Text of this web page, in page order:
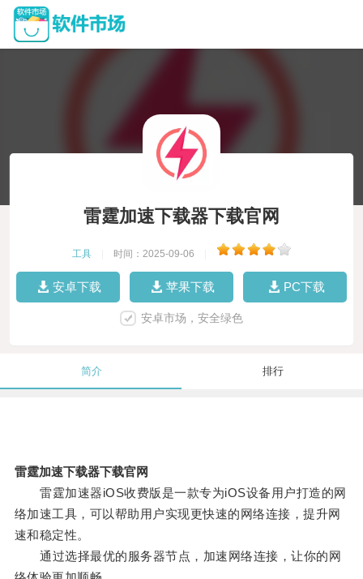
雷霆加速下载器下载官网
工具 时间：2025-09-06
安卓下载 苹果下载 PC下载
安卓市场，安全绿色
简介 排行
雷霆加速下载器下载官网
雷霆加速器iOS收费版是一款专为iOS设备用户打造的网
络加速工具，可以帮助用户实现更快速的网络连接，提升网
速和稳定性。
通过选择最优的服务器节点，加速网络连接，让你的网